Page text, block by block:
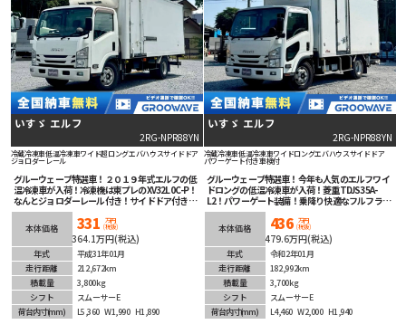
いすゞ エルフ
2RG-NPR88YN
冷蔵冷凍車低温冷凍車ワイド超ロングエバハウスサイドドア
ジョロダーレール
グルーウェーブ特選車！２０１９年式エルフの低
温冷凍車が入荷！冷凍機は東プレのXV32L0C-P！
なんとジョロダーレール付き！サイドドア付きで
汎用性良し！オートマチックで運転楽々！安全装
備充実！ドラレコ付きが嬉しい！バックカメラも
付いてるんです！あらゆる場面で活躍すること間
違いなしの１台！
本体価格 331 万円
(税抜)
364.1万円(税込)
年式
平成31年01月
走行距離
212,672km
積載量
3,800kg
シフト
スムーサーE
荷台内寸(mm) L5,360 W1,990 H1,890
いすゞ エルフ
2RG-NPR88YN
冷蔵冷凍車低温冷凍車ワイドロングエバハウスサイドドア
パワーゲート付き車検付
グルーウェーブ特選車！今年も人気のエルフワイ
ドロングの低温冷凍車が入荷！菱重TDJS35A-
L2！パワーゲート装備！乗降り快適なフルフラッ
トロー！スマートキー！運転楽々スムーサーE(2
ペダル）！バックカメラ装着済み！車線逸脱警報
等安全装備も充実！
本体価格 436 万円
(税抜)
479.6万円(税込)
年式
令和2年01月
走行距離
182,992km
積載量
3,700kg
シフト
スムーサーE
荷台内寸(mm) L4,460 W2,000 H1,940